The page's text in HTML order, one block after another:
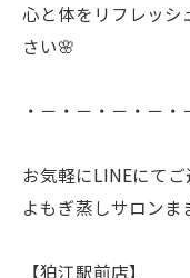
心と体をリフレッシ
さい🌸
・－・－・－・－
お気軽にLINEにてご
よもぎ蒸しサロンま
【狛江駅前店】